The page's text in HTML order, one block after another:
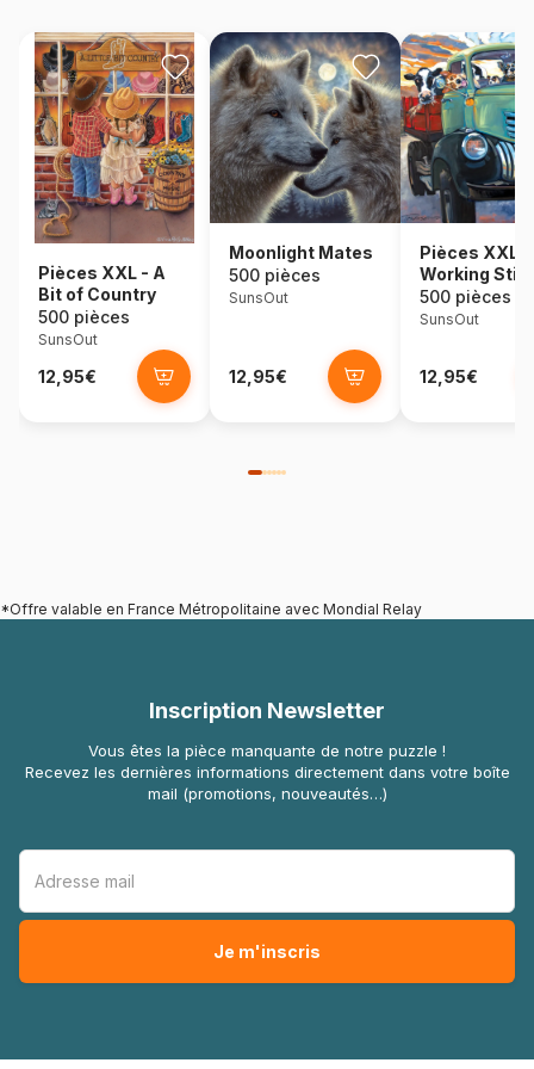
Pièces XXL - A
Bit of Country
500 pièces
SunsOut
12,95€
Moonlight Mates
500 pièces
SunsOut
12,95€
Pièces XXL -
Working
500 pièces
SunsOut
12,95€
*Offre valable en France Métropolitaine avec Mondial Relay
Inscription Newsletter
Vous êtes la pièce manquante de notre puzzle !
Recevez les dernières informations directement dans votre boîte
mail (promotions, nouveautés…)